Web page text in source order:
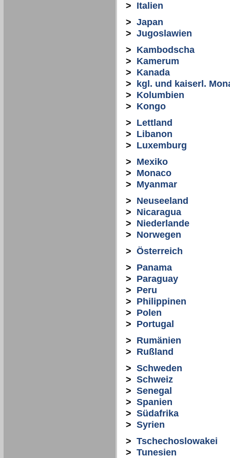
> Italien
> Japan
> Jugoslawien
> Kambodscha
> Kamerum
> Kanada
>
kgl. und kaiserl.
> Kolumbien
> Kongo
> Lettland
> Libanon
> Luxemburg
> Mexiko
> Monaco
> Myanmar
> Neuseeland
> Nicaragua
> Niederlande
> Norwegen
> Österreich
> Panama
> Paraguay
> Peru
> Philippinen
> Polen
> Portugal
> Rumänien
> Rußland
> Schweden
> Schweiz
> Senegal
> Spanien
> Südafrika
> Syrien
> Tschechoslowakei
> Tunesien